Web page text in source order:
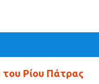
του Ρίου Πάτρας